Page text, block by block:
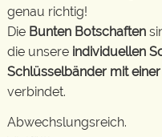
genau richtig!
Die Bunten Botschaften
die unsere individuellen
Schlüsselbänder mit
verbindet.
Abwechslungsreich.